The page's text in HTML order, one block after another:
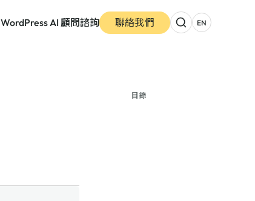
WordPress AI 顧問諮詢 聯絡我們 EN
目錄